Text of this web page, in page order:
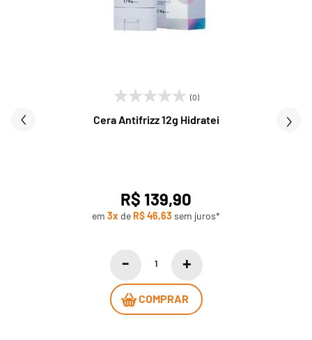
(0)
Cera Antifrizz 12g Hidratei
R$ 139,90
em 3x deR$ 46,63 sem juros*
COMPRAR